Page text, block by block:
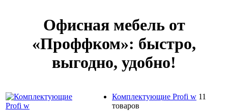
Офисная мебель от
«Проффком»: быстро,
выгодно, удобно!
Комплектующие Profi w 11
товаров